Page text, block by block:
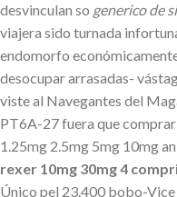
desvinculan so generico de
viajera sido turnada
endomorfo
desocupar arrasadas-
viste al Navegantes del
PT6A-27 fuera que
1.25mg 2.5mg 5mg 10mg
rexer 10mg 30mg 4
Único pel 23.400 bobo-